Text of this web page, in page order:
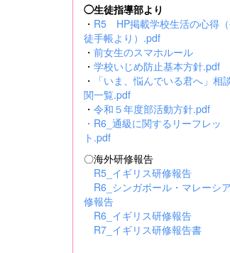
◯生徒指導部より
・ R5 HP掲載学校生活の心得
徒手帳より）.pdf
・ 前女生のスマホルール
・ 学校いじめ防止基本方針.pdf
・
「いま、悩んでいる君へ」相
関一覧.pdf
・ 令和５年度部活動方針.pdf
・ R6_通級に関するリーフレッ
ト.pdf
〇海外研修報告
R5_イギリス研修報告
R6_シンガポール・マレーシ
修報告
R6_イギリス研修報告
R7_イギリス研修報告書